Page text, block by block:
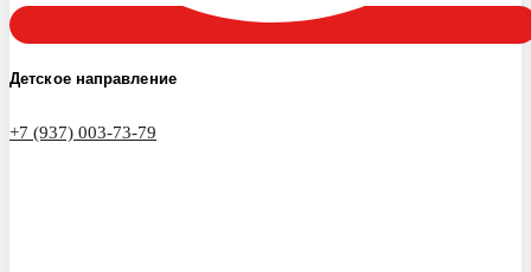
Детское направление
+7 (937) 003-73-79